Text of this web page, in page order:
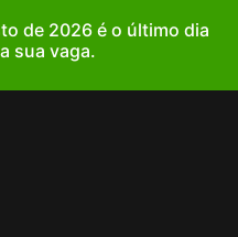
de 2026 é o último dia
sua vaga.